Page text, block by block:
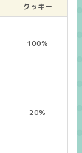
クッキー
100%
20%